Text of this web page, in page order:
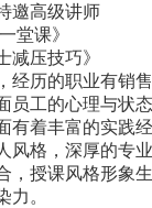
邀高级讲师
堂课》
减压技巧》
经历的职业有销
员工的心理与状
有着丰富的实践
风格，深厚的专
，授课风格形象
力。